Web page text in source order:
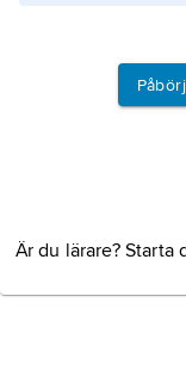
Är du lärare?